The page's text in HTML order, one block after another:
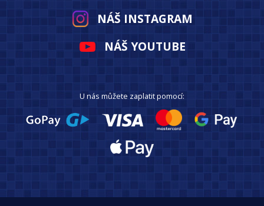
NÁŠ INSTAGRAM
NÁŠ YOUTUBE
U nás můžete zaplatit pomocí: